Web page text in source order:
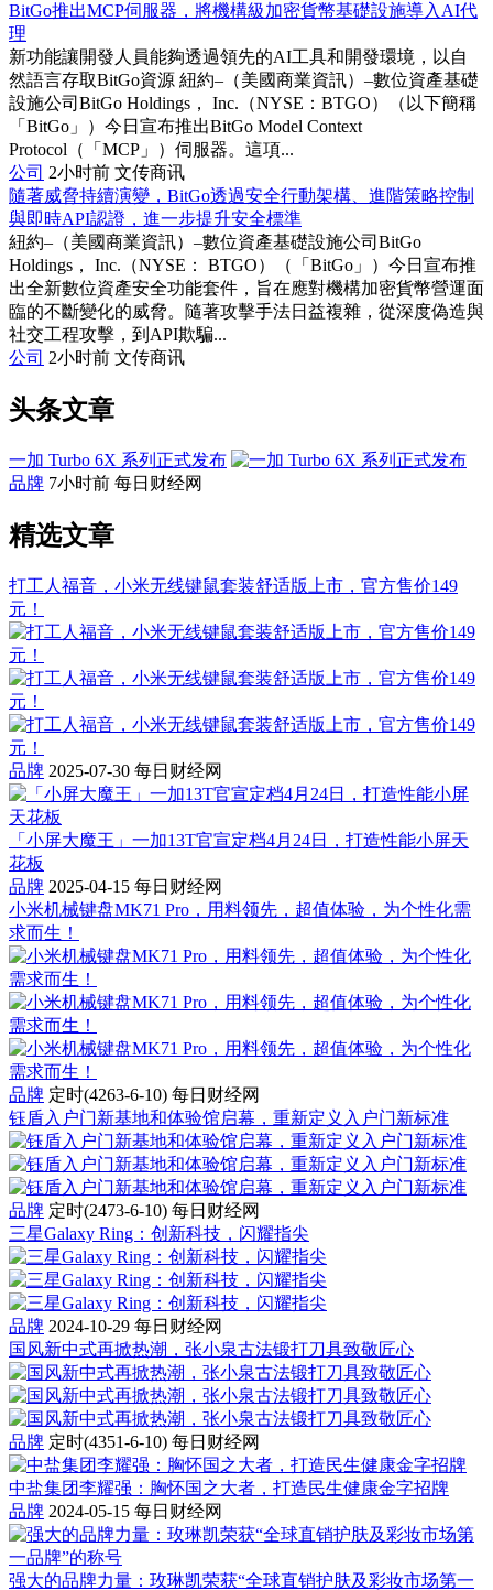
BitGo推出MCP伺服器，將機構級加密貨幣基礎設施導入AI代
理
新功能讓開發人員能夠透過領先的AI工具和開發環境，以自
然語言存取BitGo資源 紐約–（美國商業資訊）–數位資產基礎
設施公司BitGo Holdings， Inc.（NYSE：BTGO）（以下簡稱
「BitGo」）今日宣布推出BitGo Model Context
Protocol（「MCP」）伺服器。這項...
公司 2小时前 文传商讯
隨著威脅持續演變，BitGo透過安全行動架構、進階策略控制
與即時API認證，進一步提升安全標準
紐約–（美國商業資訊）–數位資產基礎設施公司BitGo
Holdings， Inc.（NYSE： BTGO）（「BitGo」）今日宣布推
出全新數位資產安全功能套件，旨在應對機構加密貨幣營運面
臨的不斷變化的威脅。隨著攻擊手法日益複雜，從深度偽造與
社交工程攻擊，到API欺騙...
公司 2小时前 文传商讯
头条文章
一加 Turbo 6X 系列正式发布
品牌 7小时前 每日财经网
精选文章
打工人福音，小米无线键鼠套装舒适版上市，官方售价149
元！
品牌 2025-07-30 每日财经网
「小屏大魔王」一加13T官宣定档4月24日，打造性能小屏天
花板
品牌 2025-04-15 每日财经网
小米机械键盘MK71 Pro，用料领先，超值体验，为个性化需
求而生！
品牌 定时(4263-6-10) 每日财经网
钰盾入户门新基地和体验馆启幕，重新定义入户门新标准
品牌 定时(2473-6-10) 每日财经网
三星Galaxy Ring：创新科技，闪耀指尖
品牌 2024-10-29 每日财经网
国风新中式再掀热潮，张小泉古法锻打刀具致敬匠心
品牌 定时(4351-6-10) 每日财经网
中盐集团李耀强：胸怀国之大者，打造民生健康金字招牌
品牌 2024-05-15 每日财经网
强大的品牌力量：玫琳凯荣获“全球直销护肤及彩妆市场第一